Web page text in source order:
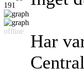
191
offline
Har